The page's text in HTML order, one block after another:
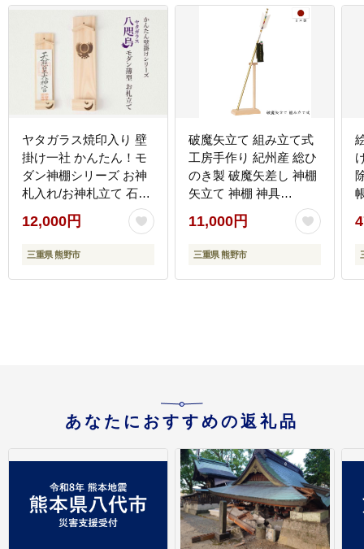
ヤタガラス焼印入り 壁
掛け一社 かんたん！モ
ダン神棚シリーズ お神
札入れ/お神札立て 石膏
ボード壁に簡単取付け&
簡単設置できます！紀
州産 総ひのき製
12,000円
三重県 熊野市
破魔矢立て 組み立て式
工房手作り 紀州産 総ひ
のき製 破魔矢差し 神棚
矢立て 神棚 神具
【ymku0027】
11,000円
三重県 熊野市
あなたにおすすめの返礼品